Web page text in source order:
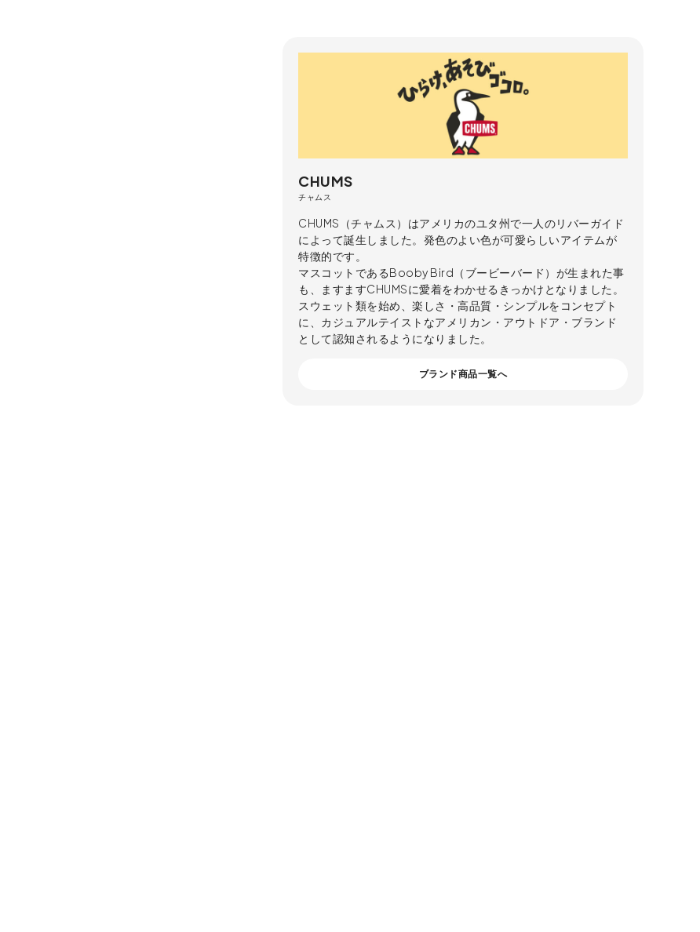
CHUMS
チャムス
CHUMS（チャムス）はアメリカのユタ州で一人のリバーガイド
によって誕生しました。発色のよい色が可愛らしいアイテムが
特徴的です。
マスコットであるBooby Bird（ブービーバード）が生まれた事
も、ますますCHUMSに愛着をわかせるきっかけとなりました。
スウェット類を始め、楽しさ・高品質・シンプルをコンセプト
に、カジュアルテイストなアメリカン・アウトドア・ブランド
として認知されるようになりました。
ブランド商品一覧へ